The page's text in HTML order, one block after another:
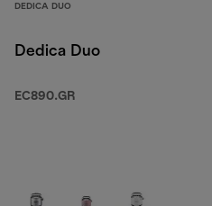
DEDICA DUO
Dedica Duo
EC890.GR